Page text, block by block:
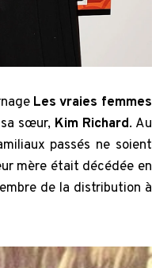
Les vraies femmes
sœur, Kim Richard. Au
passés ne soient
mère était décédée en
de la distribution à